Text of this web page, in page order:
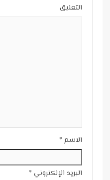
التعليق
الاسم *
البريد الإلكتروني *